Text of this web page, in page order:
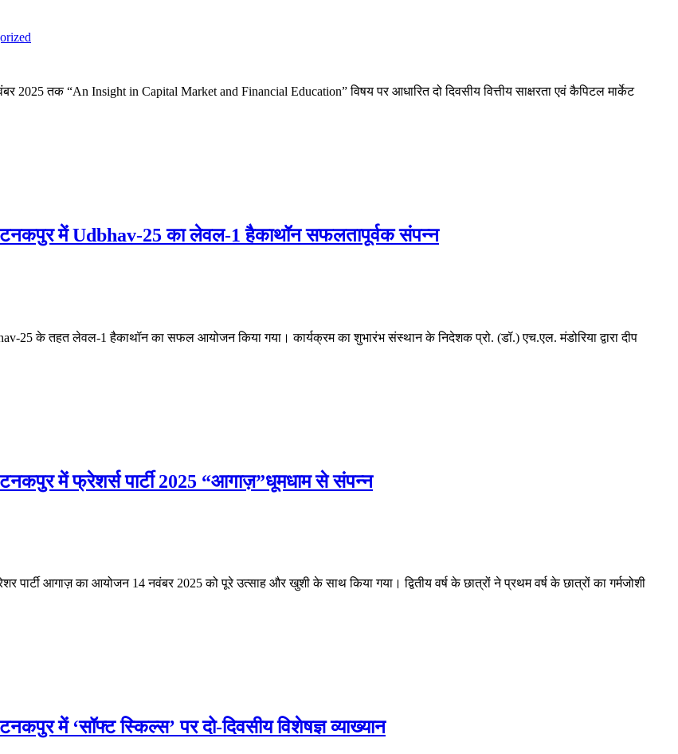
2025 तक “An Insight in Capital Market and Financial Education” विषय पर आधारित दो दिवसीय वित्तीय साक्षरता एवं कैपिटल मार्केट
टनकपुर में Udbhav-25 का लेवल-1 हैकाथॉन सफलतापूर्वक संपन्न
25 के तहत लेवल-1 हैकाथॉन का सफल आयोजन किया गया। कार्यक्रम का शुभारंभ संस्थान के निदेशक प्रो. (डॉ.) एच.एल. मंडोरिया द्वारा दीप
में फ्रेशर्स पार्टी 2025 “आगाज़”धूमधाम से संपन्न
पार्टी आगाज़ का आयोजन 14 नवंबर 2025 को पूरे उत्साह और खुशी के साथ किया गया। द्वितीय वर्ष के छात्रों ने प्रथम वर्ष के छात्रों का गर्मजोशी
में ‘सॉफ्ट स्किल्स’ पर दो-दिवसीय विशेषज्ञ व्याख्यान